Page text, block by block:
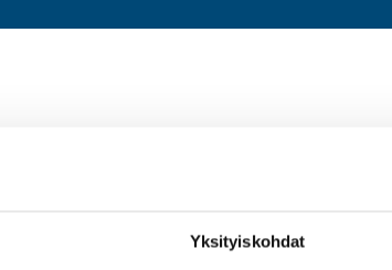
Yksityiskohdat